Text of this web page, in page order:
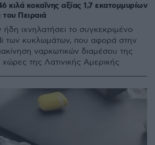
κιλά κοκαΐνης αξίας 1,7 εκατομμυρίων
Πειραιά
ιχνηλατήσει το συγκεκριμένο
των κυκλωμάτων, που αφορά στην
ναρκωτικών διαμέσου της
της Λατινικής Αμερικής